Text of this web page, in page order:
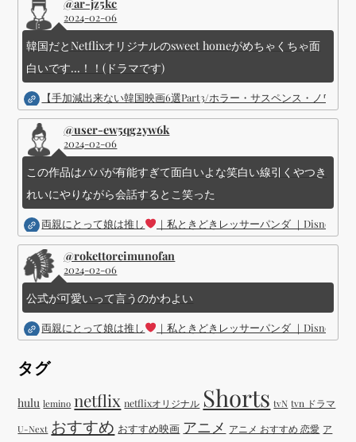
@ar-jz5kc
2024-02-06
韓国だとNetflixオリジナルのsweet homeがめちゃくちゃ面
白いです...！！(ドラマです)
【手加減出来ない韓国映画6選Part3/ホラー・サスペンス・ノワー
@user-ew5qg2yw6k
2024-02-06
この作品はパパが有能すぎて面白いよな笑白い線引くやつき
れいにやりながら会話するとこ笑った
両親にとって娘は推し ｜私ときどきレッサーパンダ ｜Disney (
@rokettoreimunofan
2024-02-06
公式が可愛いって言うのかわよい
両親にとって娘は推し ｜私ときどきレッサーパンダ ｜Disney (
タグ
hulu lemino netflix netflixオリジナル Shorts tvN tvn ドラマ
U-Next おすすめ おすすめ映画 アニメ アニメ おすすめ 恋愛 ア